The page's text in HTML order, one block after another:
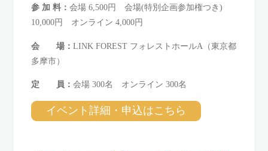
参 加 料： 会場 6,500円 会場(特別企画参加権つき)
10,000円 オンライン 4,000円
会 場： LINK FOREST フォレストホールA（東京都
多摩市）
定 員： 会場 300名 オンライン 300名
イベント詳細・申込はこちら